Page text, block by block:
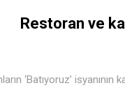
Restoran ve
‘Batıyoruz’ isyanının